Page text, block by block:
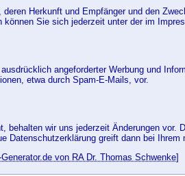
Herkunft und Empfänger und den
Sie sich jederzeit unter der im
angeforderter Werbung und
etwa durch Spam-E-Mails, vor.
wir uns jederzeit Änderungen
Datenschutzerklärung greift dann bei Ihrem
von RA Dr. Thomas Schwenke]